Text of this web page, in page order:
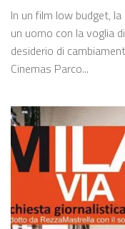
In un film low budget,
un uomo con la voglia
desiderio di
Cinemas Parco...